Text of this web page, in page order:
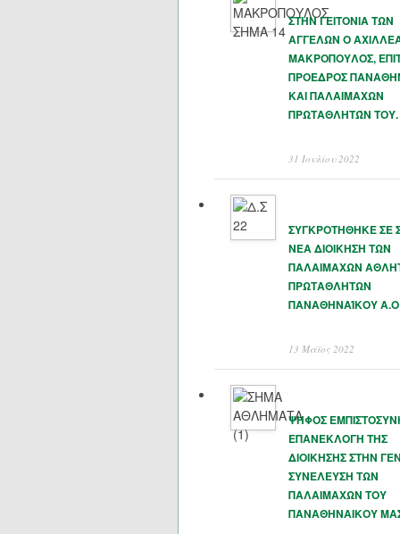
ΣΤΗΝ ΓΕΙΤΟΝΙΑ ΤΩΝ
ΑΓΓΕΛΩΝ Ο
ΜΑΚΡΟΠΟΥΛΟΣ,
ΠΡΟΕΔΡΟΣ
ΚΑΙ ΠΑΛΑΙΜΑΧΩΝ
ΠΡΩΤΑΘΛΗΤΏΝ ΤΟΥ.
31 Ιουλίου 2022
ΣΥΓΚΡΟΤΗΘΗΚΕ ΣΕ
ΝΕΑ ΔΙΟΙΚΗΣΗ ΤΩΝ
ΠΑΛΑΙΜΑΧΩΝ
ΠΡΩΤΑΘΛΗΤΩΝ
ΠΑΝΑΘΗΝΑΊΚΟΥ Α.Ο
13 Μάϊος 2022
ΨΗΦΟΣ
ΕΠΑΝΕΚΛΟΓΗ ΤΗΣ
ΔΙΟΙΚΗΣΗΣ ΣΤΗΝ
ΣΥΝΕΛΕΥΣΗ ΤΩΝ
ΠΑΛΑΙΜΑΧΩΝ ΤΟΥ
ΠΑΝΑΘΗΝΑΙΚΟΥ